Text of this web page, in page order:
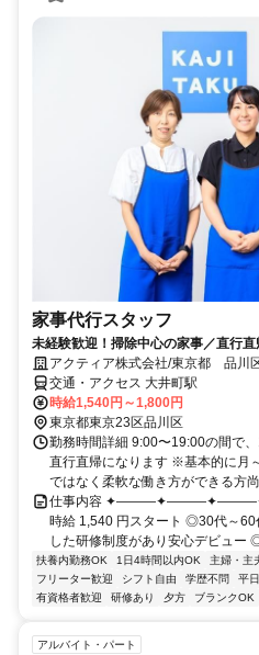
家事代行スタッフ
未経験歓迎！掃除中心の家事／直行
アクティア株式会社/東京都 品川
交通・アクセス 大井町駅
時給1,540円～1,800円
東京都東京23区品川区
勤務時間詳細 9:00〜19:00の間で
直行直帰になります ※基本的に月
ではなく柔軟な働き方ができる方
仕事内容
時給 1,540 円スタート ◎30代～
した研修制度があり安心デビュー
扶養内勤務OK 1日4時間以内OK 主婦・主
フリーター歓迎
シフト自由 学歴不問 平
有資格者歓迎
研修あり 夕方 ブランクOK
アルバイト・パート